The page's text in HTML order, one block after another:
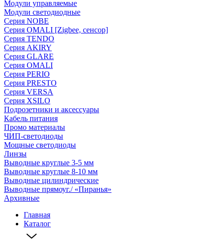
Модули управляемые
Модули светодиодные
Серия NOBE
Серия OMALI [Zigbee, сенсор]
Серия TENDO
Серия AKIRY
Серия GLARE
Серия OMALI
Серия PERIO
Серия PRESTO
Серия VERSA
Серия XSILO
Подрозетники и аксессуары
Кабель питания
Промо материалы
ЧИП-светодиоды
Мощные светодиоды
Линзы
Выводные круглые 3-5 мм
Выводные круглые 8-10 мм
Выводные цилиндрические
Выводные прямоуг./ «Пиранья»
Архивные
Главная
Каталог